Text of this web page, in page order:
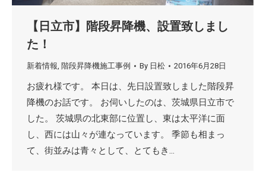
【日立市】階段昇降機、設置致しまし
た！
新着情報, 階段昇降機施工事例 By 日松 2016年6月28日
お疲れ様です。 本日は、先日設置致しました階段昇
降機のお話です。 お伺いしたのは、茨城県日立市で
した。 茨城県の北東部に位置し、東は太平洋に面
し、西には山々が連なっています。 季節も相まっ
て、街並みは青々として、とてもき…